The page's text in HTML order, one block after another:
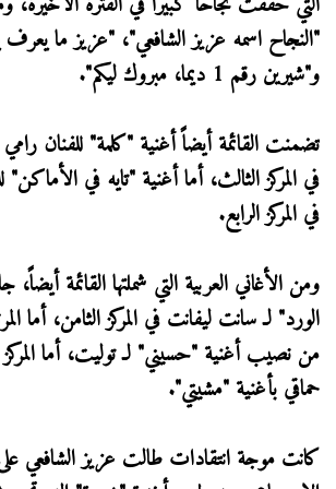
"النجاح اسمه عزيز الشافعي"، "عزيز ما
و"شيرين رقم 1 ديما، مبروك ليكم".
تضمنت القائمة أيضاً أغنية "كلمة" للفنان
في المركز الثالث، أما أغنية "تايه في
في المركز الرابع.
ومن الأغاني العربية التي شملتها القائمة
الورد" لـ سانت ليفانت في المركز الثامن، أما
من نصيب أغنية "حسيني" لـ توليت، أما المركز
حماقي بأغنية "مشيتي".
كانت موجة انتقادات طالت عزيز الشافعي